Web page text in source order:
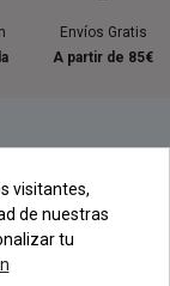
Envíos Gratis
A partir de 85€
visitantes,
de nuestras
tu